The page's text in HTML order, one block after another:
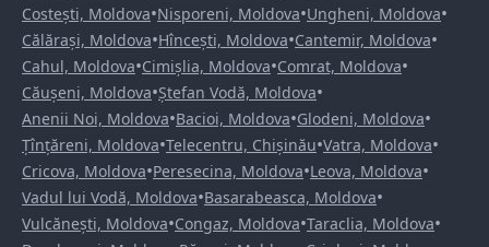
Costești, Moldova•Nisporeni, Moldova•Ungheni, Moldova•
Călărași, Moldova•Hîncești, Moldova•Cantemir, Moldova•
Cahul, Moldova•Cimișlia, Moldova•Comrat, Moldova•
Căușeni, Moldova•Ștefan Vodă, Moldova•
Anenii Noi, Moldova•Bacioi, Moldova•Glodeni, Moldova•
Țînțăreni, Moldova•Telecentru, Chișinău•Vatra, Moldova•
Cricova, Moldova•Peresecina, Moldova•Leova, Moldova•
Vadul lui Vodă, Moldova•Basarabeasca, Moldova•
Vulcănești, Moldova•Congaz, Moldova•Taraclia, Moldova•